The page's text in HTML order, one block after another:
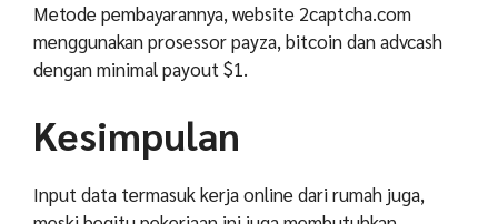
Metode pembayarannya, website 2captcha.com
menggunakan prosessor payza, bitcoin dan advcash
dengan minimal payout $1.
Kesimpulan
Input data termasuk kerja online dari rumah juga,